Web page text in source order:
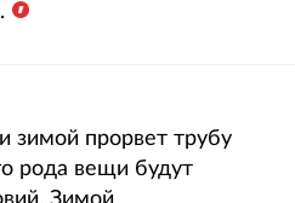
зимой прорвет трубу
рода вещи будут